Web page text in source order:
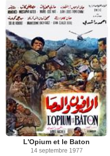
L'Opium et le Baton
14 septembre 1977